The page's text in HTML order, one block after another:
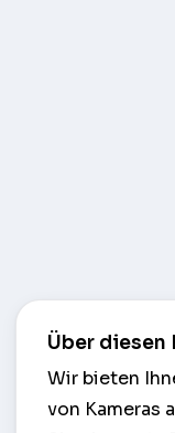
Über
Wir bieten
von Kameras